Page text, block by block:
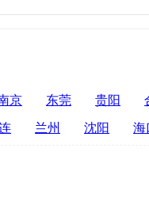
京 东莞 贵阳
兰州 沈阳 海